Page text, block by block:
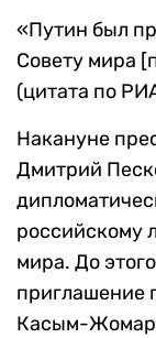
«Путин был
Совету мира
(цитата по
Накануне
Дмитрий
российскому
мира. До
приглашение
Касым-